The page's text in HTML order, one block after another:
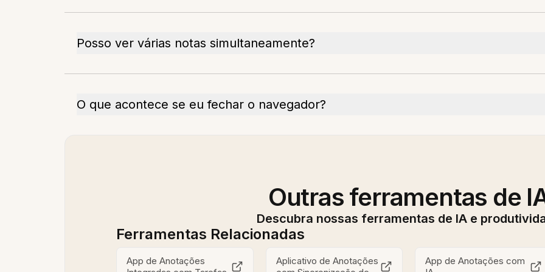
Posso ver várias notas simultaneamente?
O que acontece se eu fechar o navegador?
Outras ferramentas de
Descubra nossas ferramentas de IA e
Ferramentas Relacionadas
App de Anotações
Aplicativo de Anotações
App de Anotações com